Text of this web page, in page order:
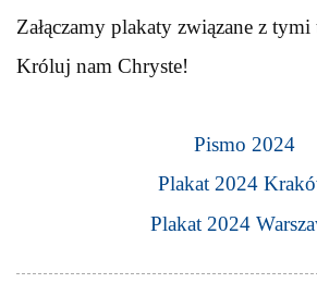
Załączamy plakaty związane z
Króluj nam Chryste!
Pismo 2024
Plakat 2024
Plakat 2024